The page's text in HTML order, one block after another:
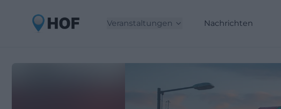
Veranstaltungen Nachrichten